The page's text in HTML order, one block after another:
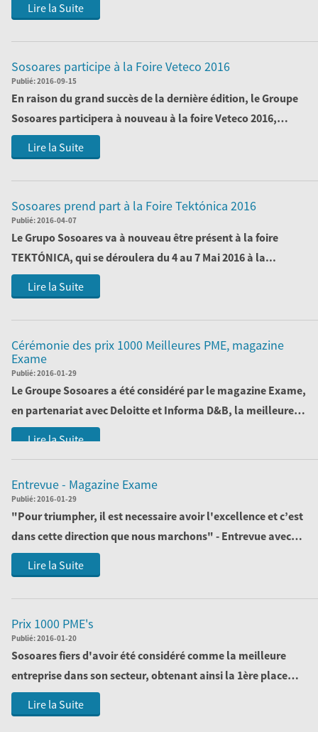
Lire la Suite
Sosoares participe à la Foire Veteco 2016
Publié:2016-09-15
En raison du grand succès de la dernière édition, le Groupe
Sosoares participera à nouveau à la foireVeteco 2016,
présentan...
Lire la Suite
Sosoares prend part à la Foire Tektónica 2016
Publié:2016-04-07
LeGrupo Sosoaresva à nouveau être présent à la foire
TEKTÓNICA, qui se déroulera du 4 au 7 Mai 2016 à la...
Lire la Suite
Cérémonie des prix 1000 Meilleures PME, magazine
Exame
Publié:2016-01-29
Le Groupe Sosoares a été considéré par le magazine Exame,
en partenariat avec Deloitte et Informa D&B, la meilleure
société dans son sect...
Lire la Suite
Entrevue - Magazine Exame
Publié:2016-01-29
"Pour triumpher, il est necessaire avoir l'excellence et c’est
dans cette direction que nous marchons" - Entrevue avec
José Rocha, chef de vente...
Lire la Suite
Prix 1000 PME's
Publié:2016-01-20
Sosoares fiers d'avoir été considéré comme la meilleure
entreprise dans son secteur, obtenant ainsi la 1ère place
dans le classement des 1000 ...
Lire la Suite